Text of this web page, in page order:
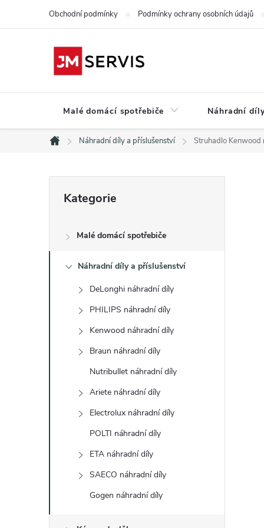
Obchodní podmínky Podmínky ochrany osobních údajů
Malé domácí spotřebiče Náhradní
Domů
Náhradní díly a příslušenství Struhadlo
s
n
kategorie
Kategorie
Malé domácí spotřebiče
Náhradní díly a příslušenství
DeLonghi náhradní díly
PHILIPS náhradní díly
Kenwood náhradní díly
Braun náhradní díly
Nutribullet náhradní díly
Ariete náhradní díly
Electrolux náhradní díly
POLTI náhradní díly
ETA náhradní díly
SAECO náhradní díly
Gogen náhradní díly